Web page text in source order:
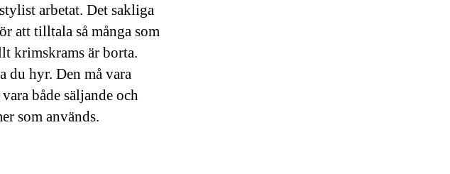
arbetat. Det sakliga
att tilltala så många som
krimskrams är borta.
du hyr. Den må vara
både säljande och
som används.